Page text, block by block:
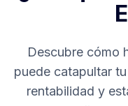
Descubre cómo
puede catapultar
rentabilidad y